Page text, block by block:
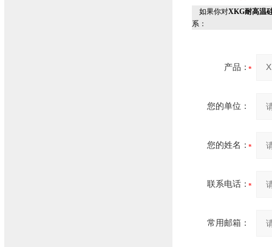
如果你对XKG耐高温
系：
产品：
您的单位：
您的姓名：
联系电话：
常用邮箱：